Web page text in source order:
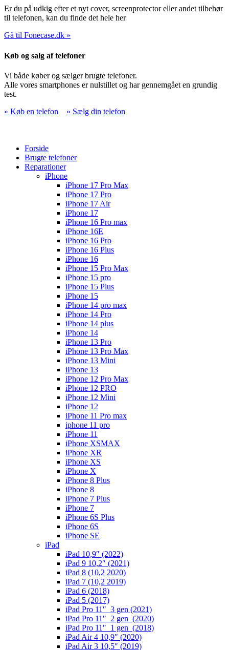
Er du på udkig efter et nyt cover, screenprotector eller andet tilbehør
til telefonen, kan du finde det hele her
Gå til Fonecase.dk »
Køb og salg af telefoner
Vi både køber og sælger brugte telefoner.
Alle vores smartphones er nulstillet og har gennemgået en grundig
test.
» Køb en telefon
» Sælg din telefon
Forside
Brugte telefoner
Reparationer
iPhone
iPhone 17 Pro Max
iPhone 17 Pro
iPhone 17 Air
iPhone 17
iPhone 16 Pro max
iPhone 16E
iPhone 16 Pro
iPhone 16 Plus
iPhone 16
iPhone 15 Pro Max
iPhone 15 pro
iPhone 15 Plus
iPhone 15
iPhone 14 pro max
iPhone 14 Pro
iPhone 14 plus
iPhone 14
iPhone 13 Pro
iPhone 13 Pro Max
iPhone 13 Mini
iPhone 13
iPhone 12 Pro Max
iPhone 12 PRO
iPhone 12 Mini
iPhone 12
iPhone 11 Pro max
iphone 11 pro
iPhone 11
iPhone XSMAX
iPhone XR
iPhone XS
iPhone X
iPhone 8 Plus
iPhone 8
iPhone 7 Plus
iPhone 7
iPhone 6S Plus
iPhone 6S
iPhone SE
iPad
iPad 10,9″ (2022)
iPad 9 10,2″ (2021)
iPad 8 (10,2 2020)
iPad 7 (10,2 2019)
iPad 6 (2018)
iPad 5 (2017)
iPad Pro 11″ 3 gen (2021)
iPad Pro 11″ 2 gen (2020)
iPad Pro 11″ 1 gen (2018)
iPad Air 4 10,9″ (2020)
iPad Air 3 10,5″ (2019)